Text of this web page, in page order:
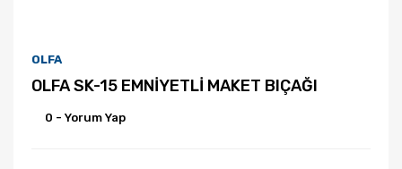
OLFA
OLFA SK-15 EMNİYETLİ MAKET BIÇAĞI
0 - Yorum Yap